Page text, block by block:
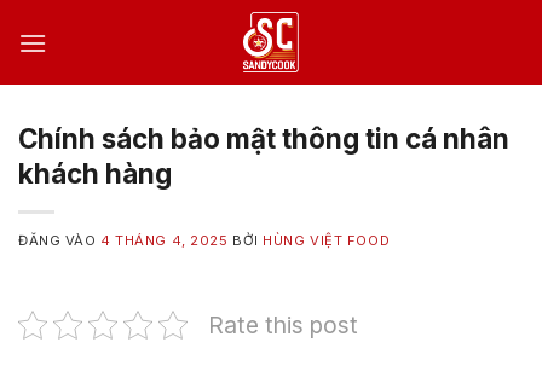
qua
Chính sách bảo mật thông tin cá nhân
khách hàng
ĐĂNG VÀO 4 THÁNG 4, 2025 BỞI HÙNG VIỆT FOOD
Rate this post